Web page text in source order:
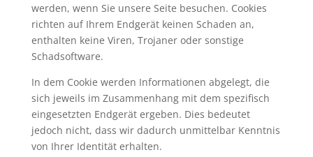
werden, wenn Sie unsere Seite besuchen. Cookies
richten auf Ihrem Endgerät keinen Schaden an,
enthalten keine Viren, Trojaner oder sonstige
Schadsoftware.
In dem Cookie werden Informationen abgelegt, die
sich jeweils im Zusammenhang mit dem spezifisch
eingesetzten Endgerät ergeben. Dies bedeutet
jedoch nicht, dass wir dadurch unmittelbar Kenntnis
von Ihrer Identität erhalten.